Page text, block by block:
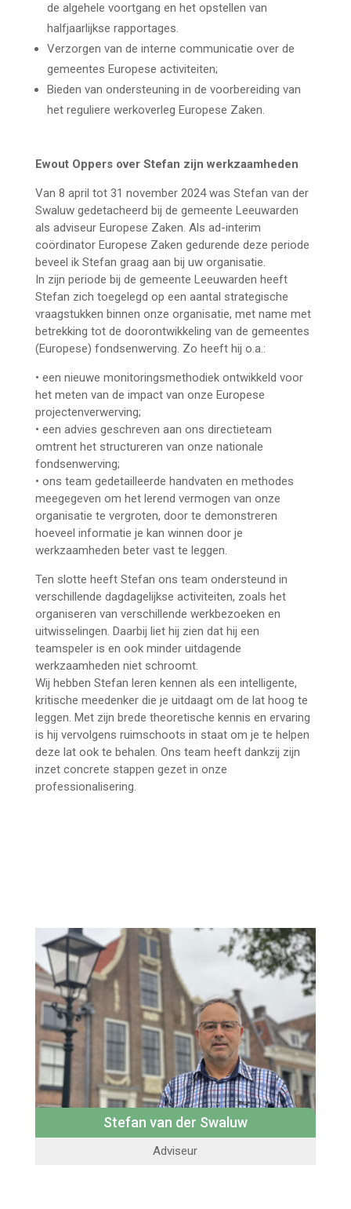
de algehele voortgang en het opstellen van
halfjaarlijkse rapportages.
Verzorgen van de interne communicatie over de
gemeentes Europese activiteiten;
Bieden van ondersteuning in de voorbereiding van
het reguliere werkoverleg Europese Zaken.
Ewout Oppers over Stefan zijn werkzaamheden
Van 8 april tot 31 november 2024 was Stefan van der
Swaluw gedetacheerd bij de gemeente Leeuwarden
als adviseur Europese Zaken. Als ad-interim
coördinator Europese Zaken gedurende deze periode
beveel ik Stefan graag aan bij uw organisatie.
In zijn periode bij de gemeente Leeuwarden heeft
Stefan zich toegelegd op een aantal strategische
vraagstukken binnen onze organisatie, met name met
betrekking tot de doorontwikkeling van de gemeentes
(Europese) fondsenwerving. Zo heeft hij o.a.:
• een nieuwe monitoringsmethodiek ontwikkeld voor
het meten van de impact van onze Europese
projectenverwerving;
• een advies geschreven aan ons directieteam
omtrent het structureren van onze nationale
fondsenwerving;
• ons team gedetailleerde handvaten en methodes
meegegeven om het lerend vermogen van onze
organisatie te vergroten, door te demonstreren
hoeveel informatie je kan winnen door je
werkzaamheden beter vast te leggen.
Ten slotte heeft Stefan ons team ondersteund in
verschillende dagdagelijkse activiteiten, zoals het
organiseren van verschillende werkbezoeken en
uitwisselingen. Daarbij liet hij zien dat hij een
teamspeler is en ook minder uitdagende
werkzaamheden niet schroomt.
Wij hebben Stefan leren kennen als een intelligente,
kritische meedenker die je uitdaagt om de lat hoog te
leggen. Met zijn brede theoretische kennis en ervaring
is hij vervolgens ruimschoots in staat om je te helpen
deze lat ook te behalen. Ons team heeft dankzij zijn
inzet concrete stappen gezet in onze
professionalisering.
Stefan van der Swaluw
Adviseur